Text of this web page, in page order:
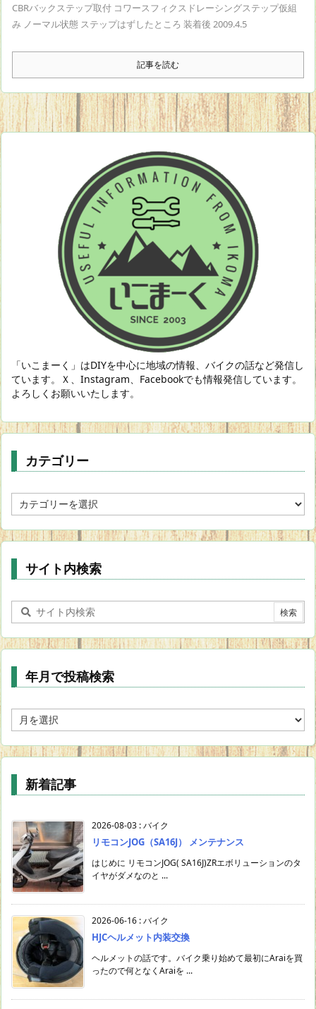
CBRバックステップ取付 コワースフィクスドレーシングステップ仮組
み ノーマル状態 ステップはずしたところ 装着後 2009.4.5
記事を読む
「いこまーく」はDIYを中心に地域の情報、バイクの話など発信し
ています。Ｘ、Instagram、Facebookでも情報発信しています。
よろしくお願いいたします。
カテゴリー
テ
ゴ
リ
ー
サイト内検索
年月で投稿検索
月
で
投
稿
索
新着記事
2026-08-03 :バイク
リモコンJOG（SA16J） メンテナンス
はじめに リモコンJOG( SA16J)ZRエボリューションのタ
イヤがダメなのと ...
2026-06-16 :バイク
HJCヘルメット内装交換
ヘルメットの話です。バイク乗り始めて最初にAraiを買
ったので何となくAraiを ...